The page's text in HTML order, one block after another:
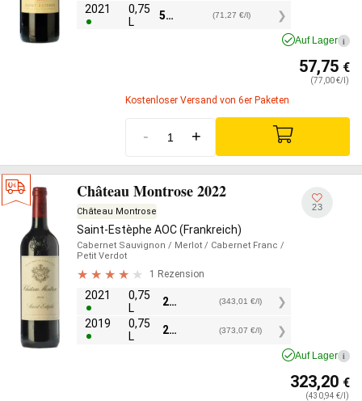
2021
0,75
L
53,45 (71,27 €/l)
Auf Lager i
57,75 €
(77,00 €/l)
Kostenloser Versand von 6er Paketen
- +
Château Montrose 2022
Château Montrose
Saint-Estèphe AOC (Frankreich)
Cabernet Sauvignon / Merlot / Cabernet Franc /
Petit Verdot
1 Rezension
2021
0,75
L
257,25 (343,01 €/l)
2019
0,75
L
279,80 (373,07 €/l)
23
Auf Lager i
323,20 €
(430,94 €/l)